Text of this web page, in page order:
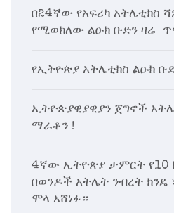
በ24ኛው የአፍሪካ አትሌቲክስ
የሚወክለው ልዑክ ቡድን ዛሬ
የኢትዮጵያ አትሌቲክስ ልዑክ
ኢትዮጵያዊያዊያን ጀግኖች
ማራቶን !
4ኛው ኢትዮጵያ ታምርት የ10
በወንዶች አትሌት ንብረት ክንዴ
ሞላ አሸነፉ።